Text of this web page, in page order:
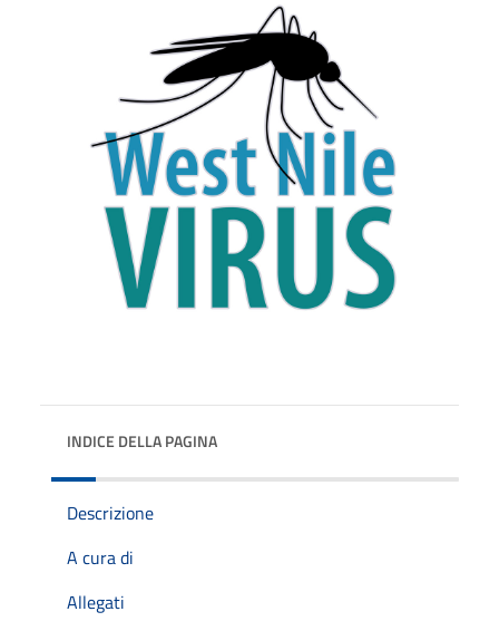
INDICE DELLA PAGINA
Descrizione
A cura di
Allegati